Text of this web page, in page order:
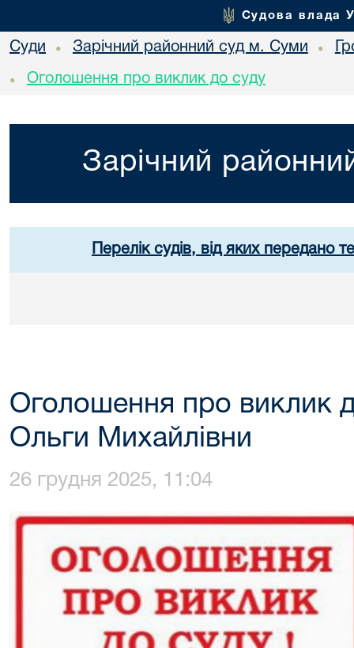
Судова влада
Суди • Зарічний районний суд м. Суми •
• Оголошення про виклик до суду
Зарічний
Перелік судів, від яких передано
Оголошення про виклик
Ольги Михайлівни
26 грудня 2025, 11:04